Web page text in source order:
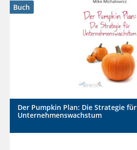
Buch
Der Pumpkin Plan: Die Strategie für
Unternehmenswachstum